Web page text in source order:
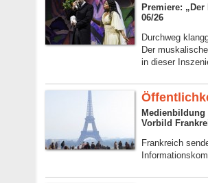
Premiere:
06/26
Durchweg
Der
in dieser
Medienbildung
Vorbild
Frankreich